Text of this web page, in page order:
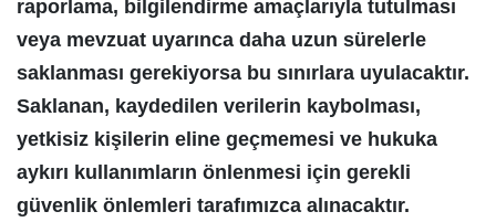
raporlama, bilgilendirme amaçlarıyla tutulması
veya mevzuat uyarınca daha uzun sürelerle
saklanması gerekiyorsa bu sınırlara uyulacaktır.
Saklanan, kaydedilen verilerin kaybolması,
yetkisiz kişilerin eline geçmemesi ve hukuka
aykırı kullanımların önlenmesi için gerekli
güvenlik önlemleri tarafımızca alınacaktır.